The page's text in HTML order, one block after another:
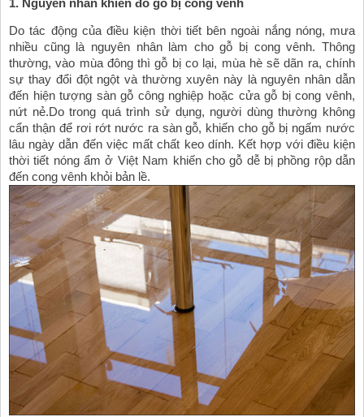
1. Nguyên nhân khiến đồ gỗ bị cong vênh
Do tác động của điều kiện thời tiết bên ngoài nắng nóng, mưa
nhiều cũng là nguyên nhân làm cho gỗ bị cong vênh. Thông
thường, vào mùa đông thì gỗ bị co lại, mùa hè sẽ dãn ra, chính
sự thay đổi đột ngột và thường xuyên này là nguyên nhân dẫn
đến hiện tượng sàn gỗ công nghiệp hoặc cửa gỗ bị cong vênh,
nứt nẻ.Do trong quá trình sử dụng, người dùng thường không
cẩn thận để rơi rớt nước ra sàn gỗ, khiến cho gỗ bị ngấm nước
lâu ngày dẫn đến việc mất chất keo dính. Kết hợp với điều kiện
thời tiết nóng ẩm ở Việt Nam khiến cho gỗ dễ bị phồng rộp dẫn
đến cong vênh khỏi bản lề.